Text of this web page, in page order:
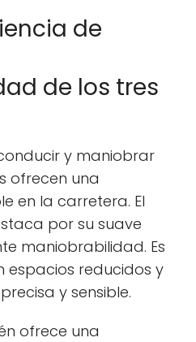
de
de los tres
y maniobrar
ofrecen una
en la carretera. El
por su suave
maniobrabilidad. Es
espacios reducidos y
y sensible.
ofrece una